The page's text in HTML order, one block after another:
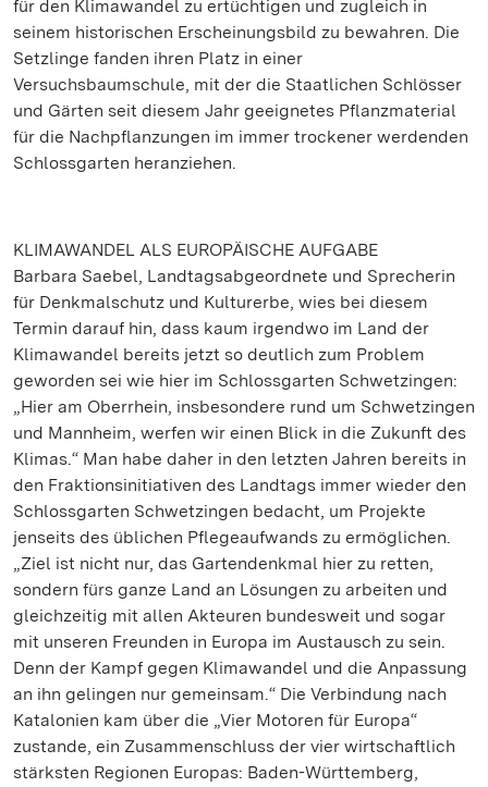
für den Klimawandel zu ertüchtigen und zugleich in
seinem historischen Erscheinungsbild zu bewahren. Die
Setzlinge fanden ihren Platz in einer
Versuchsbaumschule, mit der die Staatlichen Schlösser
und Gärten seit diesem Jahr geeignetes Pflanzmaterial
für die Nachpflanzungen im immer trockener werdenden
Schlossgarten heranziehen.
KLIMAWANDEL ALS EUROPÄISCHE AUFGABE
Barbara Saebel, Landtagsabgeordnete und Sprecherin
für Denkmalschutz und Kulturerbe, wies bei diesem
Termin darauf hin, dass kaum irgendwo im Land der
Klimawandel bereits jetzt so deutlich zum Problem
geworden sei wie hier im Schlossgarten Schwetzingen:
„Hier am Oberrhein, insbesondere rund um Schwetzingen
und Mannheim, werfen wir einen Blick in die Zukunft des
Klimas.“ Man habe daher in den letzten Jahren bereits in
den Fraktionsinitiativen des Landtags immer wieder den
Schlossgarten Schwetzingen bedacht, um Projekte
jenseits des üblichen Pflegeaufwands zu ermöglichen.
„Ziel ist nicht nur, das Gartendenkmal hier zu retten,
sondern fürs ganze Land an Lösungen zu arbeiten und
gleichzeitig mit allen Akteuren bundesweit und sogar
mit unseren Freunden in Europa im Austausch zu sein.
Denn der Kampf gegen Klimawandel und die Anpassung
an ihn gelingen nur gemeinsam.“ Die Verbindung nach
Katalonien kam über die „Vier Motoren für Europa“
zustande, ein Zusammenschluss der vier wirtschaftlich
stärksten Regionen Europas: Baden-Württemberg,